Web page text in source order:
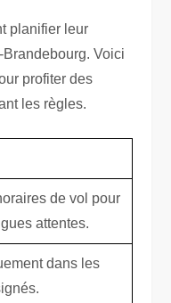
planifier leur
Voici
profiter des
les règles.
de vol pour
attentes.
dans les